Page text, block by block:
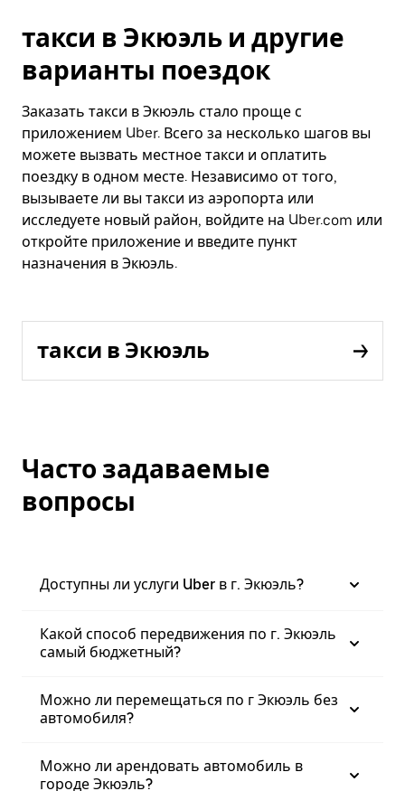
такси в Экюэль и другие
варианты поездок
Заказать такси в Экюэль стало проще с
приложением Uber. Всего за несколько шагов вы
можете вызвать местное такси и оплатить
поездку в одном месте. Независимо от того,
вызываете ли вы такси из аэропорта или
исследуете новый район, войдите на Uber.com или
откройте приложение и введите пункт
назначения в Экюэль.
такси в Экюэль
Часто задаваемые
вопросы
Доступны ли услуги Uber в г. Экюэль?
Какой способ передвижения по г. Экюэль
самый бюджетный?
Можно ли перемещаться по г Экюэль без
автомобиля?
Можно ли арендовать автомобиль в
городе Экюэль?